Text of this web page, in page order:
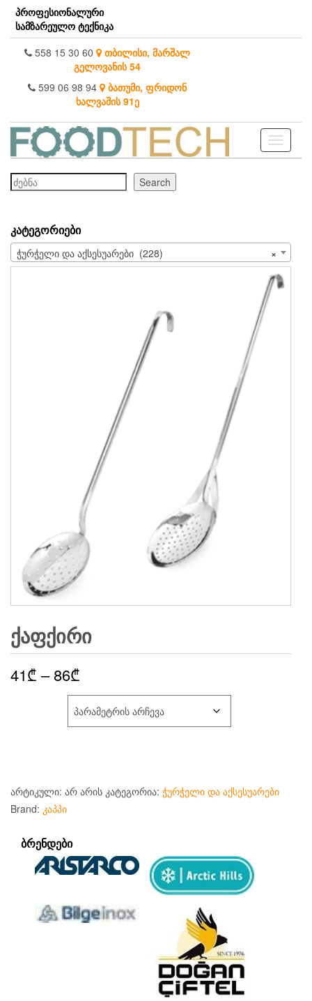
Skip
the
content
პროფესიონალური
სამზარეულო ტექნიკა
558 15 30 60 თბილისი, მარშალ
გელოვანის 54
599 06 98 94 ბათუმი, ფრიდონ
ხალვაშის 91ე
Toggle
ძებნა
Search
ᲙᲐᲢᲔᲒᲝᲠᲘᲔᲑᲘ
×
ჭურჭელი და აქსესუარები (228)
ᲥᲐᲤᲥᲘᲠᲘ
41₾ –86₾
range:
41₾
86₾
არტიკული: არ არის კატეგორია: ჭურჭელი და აქსესუარები
Brand: კაპპი
ᲑᲠᲔᲜᲓᲔᲑᲘ